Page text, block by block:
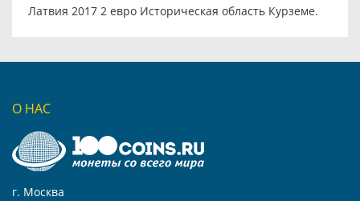
Латвия 2017 2 евро Историческая область Курземе.
О НАС
г. Москва